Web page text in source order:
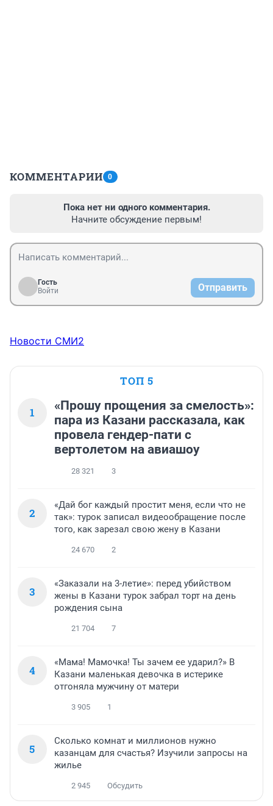
КОММЕНТАРИИ 0
Пока нет ни одного комментария.
Начните обсуждение первым!
Гость
Войти
Отправить
Новости СМИ2
ТОП 5
1
«Прошу прощения за смелость»:
пара из Казани рассказала, как
провела гендер-пати с
вертолетом на авиашоу
28 321 3
2
«Дай бог каждый простит меня, если что не
так»: турок записал видеообращение после
того, как зарезал свою жену в Казани
24 670 2
3
«Заказали на 3-летие»: перед убийством
жены в Казани турок забрал торт на день
рождения сына
21 704 7
4
«Мама! Мамочка! Ты зачем ее ударил?» В
Казани маленькая девочка в истерике
отгоняла мужчину от матери
3 905 1
5
Сколько комнат и миллионов нужно
казанцам для счастья? Изучили запросы на
жилье
2 945 Обсудить